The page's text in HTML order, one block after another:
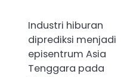
Industri hiburan
diprediksi menjadi
episentrum Asia
Tenggara pada